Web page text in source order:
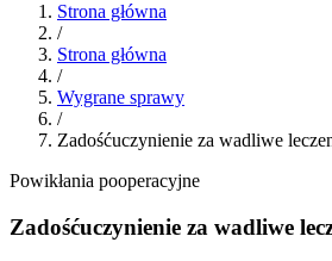
Strona główna
/
Strona główna
/
Wygrane sprawy
/
Zadośćuczynienie za wadliwe
Powikłania pooperacyjne
Zadośćuczynienie za wadliwe